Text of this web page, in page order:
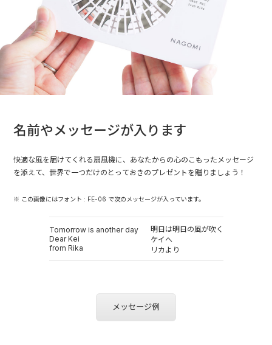
名前やメッセージが入ります
快適な風を届けてくれる扇風機に、あなたからの心のこもったメッセージ
を添えて、世界で一つだけのとっておきのプレゼントを贈りましょう！
※ この画像にはフォント : FE-06 で次のメッセージが入っています。
Tomorrow is another day
Dear Kei
from Rika
明日は明日の風が吹く
ケイへ
リカより
メッセージ例